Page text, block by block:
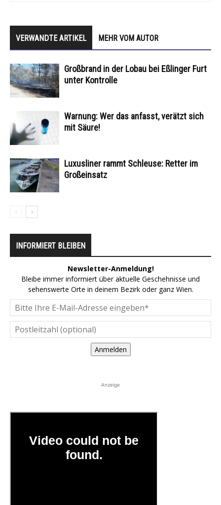
VERWANDTE ARTIKEL MEHR VOM AUTOR
Großbrand in der Lobau bei Eßlinger Furt
unter Kontrolle
Warnung: Wer das anfasst, verätzt sich
mit Säure!
Luxusliner rammt Schleuse: Retter im
Großeinsatz
INFORMIERT BLEIBEN
Newsletter-Anmeldung!
Bleibe immer informiert über aktuelle Geschehnisse und
sehenswerte Orte in deinem Bezirk oder ganz Wien.
Anmelden
Anzeige